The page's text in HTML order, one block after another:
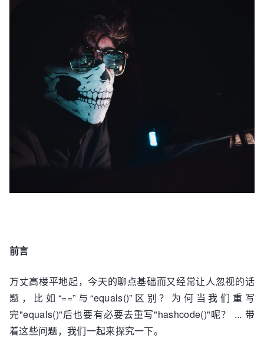
前言
万丈高楼平地起，今天的聊点基础而又经常让人忽视的话
题，比如“==”与“equals()”区别？为何当我们重写
完"equals()"后也要有必要去重写"hashcode()"呢？ ... 带
着这些问题，我们一起来探究一下。